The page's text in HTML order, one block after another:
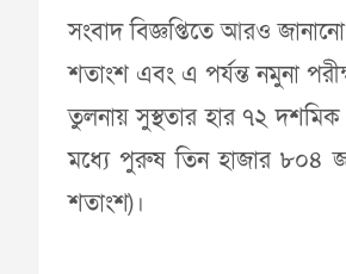
সংবাদ বিজ্ঞপ্তিতে আরও
শতাংশ এবং এ পর্যন্ত নমুনা
তুলনায় সুস্থতার হার ৭২
মধ্যে পুরুষ তিন হাজার ৮০৪
শতাংশ)।